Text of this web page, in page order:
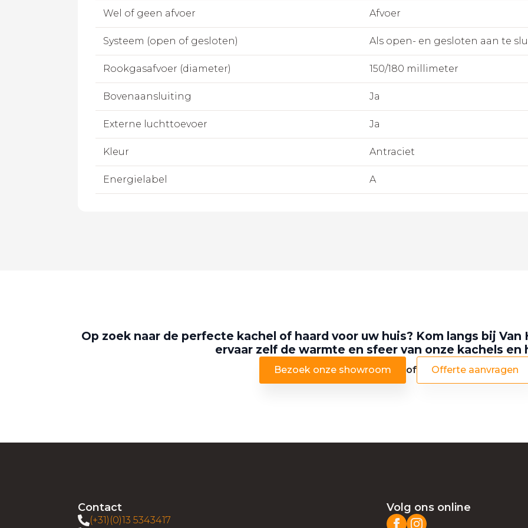
Wel of geen afvoer Afvoer
Systeem (open of gesloten) Als open- en gesloten aan te
Rookgasafvoer (diameter) 150/180 millimeter
Bovenaansluiting Ja
Externe luchttoevoer Ja
Kleur Antraciet
Energielabel A
Op zoek naar de perfecte kachel of haard voor uw huis? Kom langs bij Van
ervaar zelf de warmte en sfeer van onze kachels en
Bezoek onze showroom of Offerte aanvragen
Contact
(+31)(0)13 5343417
Volg ons online